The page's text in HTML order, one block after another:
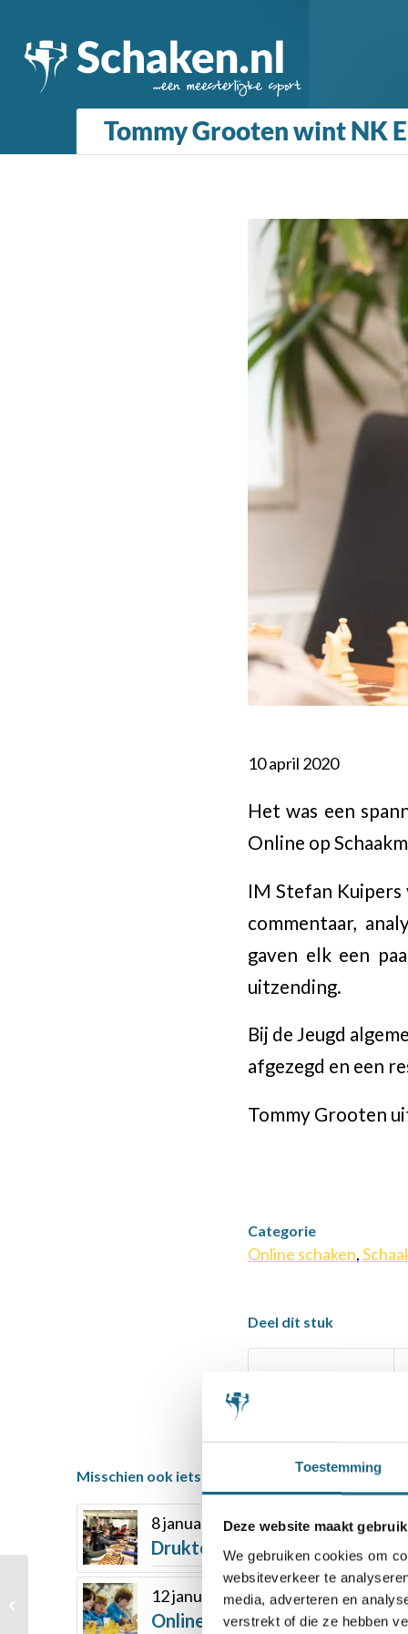
Toestemming
Deze website maakt
We gebruiken cookies om
websiteverkeer te
media, adverteren en
verstrekt of die ze hebben
Tommy Grooten wint NK
10 april 2020
Het was een
Online op
IM Stefan
commentaar,
gaven elk een
uitzending.
Bij de Jeugd
afgezegd en een
Tommy Grooten
Categorie
Online schaken,
Deel dit stuk
Misschien ook iets voor u
8 januari 2019
Drukte en spanning bij 3e
12 januari 2022
Online jeugd simultaan tijdens
Luna Huang wint NK E
Online bij de meisjes